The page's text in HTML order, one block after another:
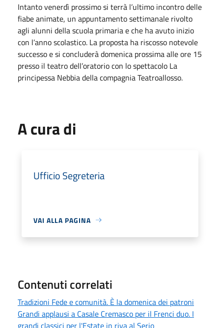
Intanto venerdì prossimo si terrà l’ultimo incontro delle
fiabe animate, un appuntamento settimanale rivolto
agli alunni della scuola primaria e che ha avuto inizio
con l’anno scolastico. La proposta ha riscosso notevole
successo e si concluderà domenica prossima alle ore 15
presso il teatro dell’oratorio con lo spettacolo La
principessa Nebbia della compagnia Teatroallosso.
A cura di
Ufficio Segreteria
VAI ALLA PAGINA
Contenuti correlati
Tradizioni Fede e comunità. È la domenica dei patroni
Grandi applausi a Casale Cremasco per il Frenci duo. I
grandi classici per l'Estate in riva al Serio